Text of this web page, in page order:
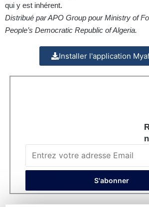
qui y est inhérent.
Distribué par APO Group pour Ministry of
People’s Democratic Republic of Algeria.
Installer l'application